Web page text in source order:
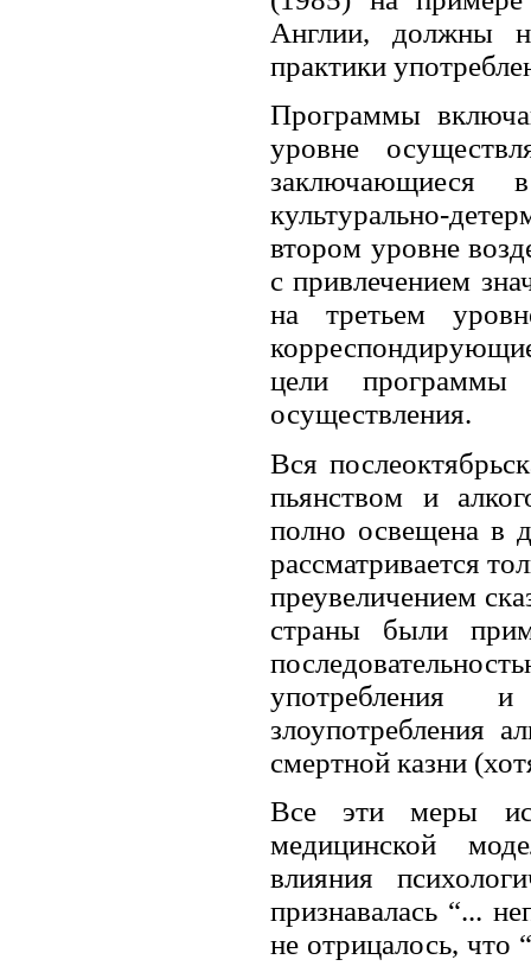
Англии, должны
практики
Программы
уровне
заключающиеся
культурально-
втором уровне
с привлечением
на третьем
цели программы
осуществления.
Вся
пьянством и
полно освещена в
рассматривается
преувеличением
страны были
употребления и
злоупотребления
смертной казни
Все эти меры
медицинской
влияния
признавалась “...
не отрицалось, что